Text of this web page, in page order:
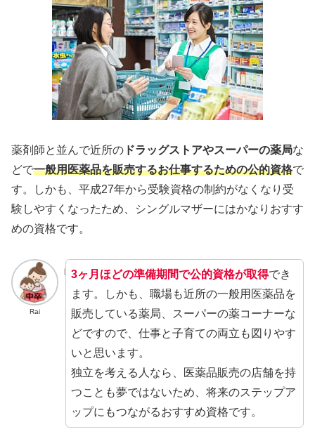
薬剤師と並んで近所の ドラッグストアやスーパーの薬局な
どで一般用医薬品を販売するお仕事するための公的資格で
す。しかも、平成27年から受験資格の制約がなくなり受
験しやすくなったため、シングルマザーにはかなりおすす
めの資格です。
Rai
3ヶ月ほどの準備期間で公的資格が取得でき
ます。しかも、職場も近所の一般用医薬品を
販売している薬局、スーパーの薬コーナーな
どですので、仕事と子育ての両立も図りやす
いと思います。
独立を考える人なら、医薬品販売の店舗を持
つことも夢ではないため、将来のステップア
ップにもつながるおすすめ資格です。